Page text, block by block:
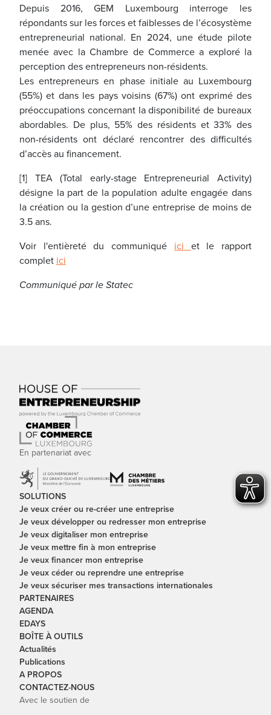
Depuis 2016, GEM Luxembourg interroge les
répondants sur les forces et faiblesses de l’écosystème
entrepreneurial national. En 2024, une étude pilote
menée avec la Chambre de Commerce a exploré la
perception des entrepreneurs non-résidents.
Les entrepreneurs en phase initiale au Luxembourg
(55%) et dans les pays voisins (67%) ont exprimé des
préoccupations concernant la disponibilité de bureaux
abordables. De plus, 55% des résidents et 33% des
non-résidents ont déclaré rencontrer des difficultés
d’accès au financement.
[1] TEA (Total early-stage Entrepreneurial Activity)
désigne la part de la population adulte engagée dans
la création ou la gestion d’une entreprise de moins de
3.5 ans.
Voir l'entièreté du communiqué ici et le rapport
complet ici
Communiqué par le Statec
En partenariat avec
SOLUTIONS
Je veux créer ou re-créer une entreprise
Je veux développer ou redresser mon entreprise
Je veux digitaliser mon entreprise
Je veux mettre fin à mon entreprise
Je veux financer mon entreprise
Je veux céder ou reprendre une entreprise
Je veux sécuriser mes transactions internationales
PARTENAIRES
AGENDA
EDAYS
BOÎTE À OUTILS
Actualités
Publications
A PROPOS
CONTACTEZ-NOUS
Avec le soutien de